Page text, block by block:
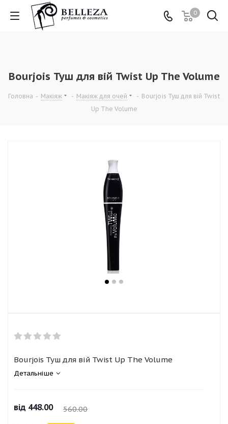
0
Bourjois Туш для вій Twist Up The Volume
Головна - Макіяж - Макіяж для очей - Bourjois Туш для вій Twist
Up The Volume
Bourjois Туш для вій Twist Up The Volume
Детальніше
від 448.00 560.00